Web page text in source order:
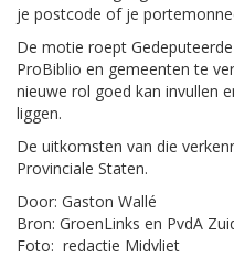
je postcode of je
De motie roept
ProBiblio en gemeenten te
nieuwe rol goed kan invullen
liggen.
De uitkomsten van die
Provinciale Staten.
Door: Gaston Wallé
Bron: GroenLinks en PvdA
Foto: redactie Midvliet